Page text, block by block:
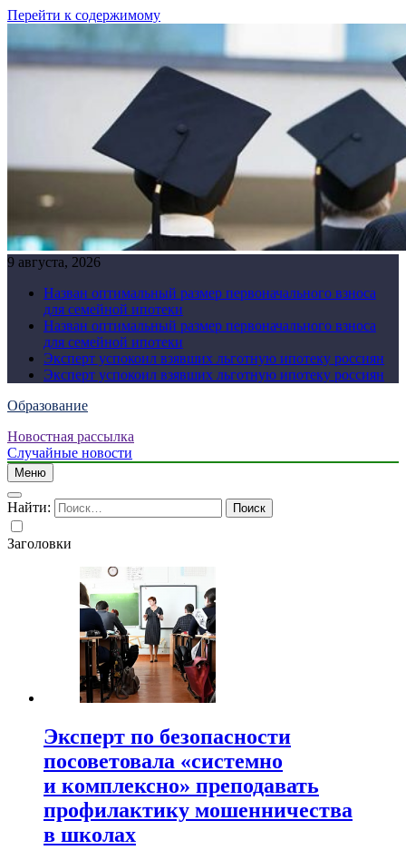
Перейти к содержимому
9 августа, 2026
Назван оптимальный размер первоначального взноса
для семейной ипотеки
Назван оптимальный размер первоначального взноса
для семейной ипотеки
Эксперт успокоил взявших льготную ипотеку россиян
Эксперт успокоил взявших льготную ипотеку россиян
Образование
Новостная рассылка
Случайные новости
Меню
Найти:
Заголовки
Эксперт по безопасности
посоветовала «системно
и комплексно» преподавать
профилактику мошенничества
в школах